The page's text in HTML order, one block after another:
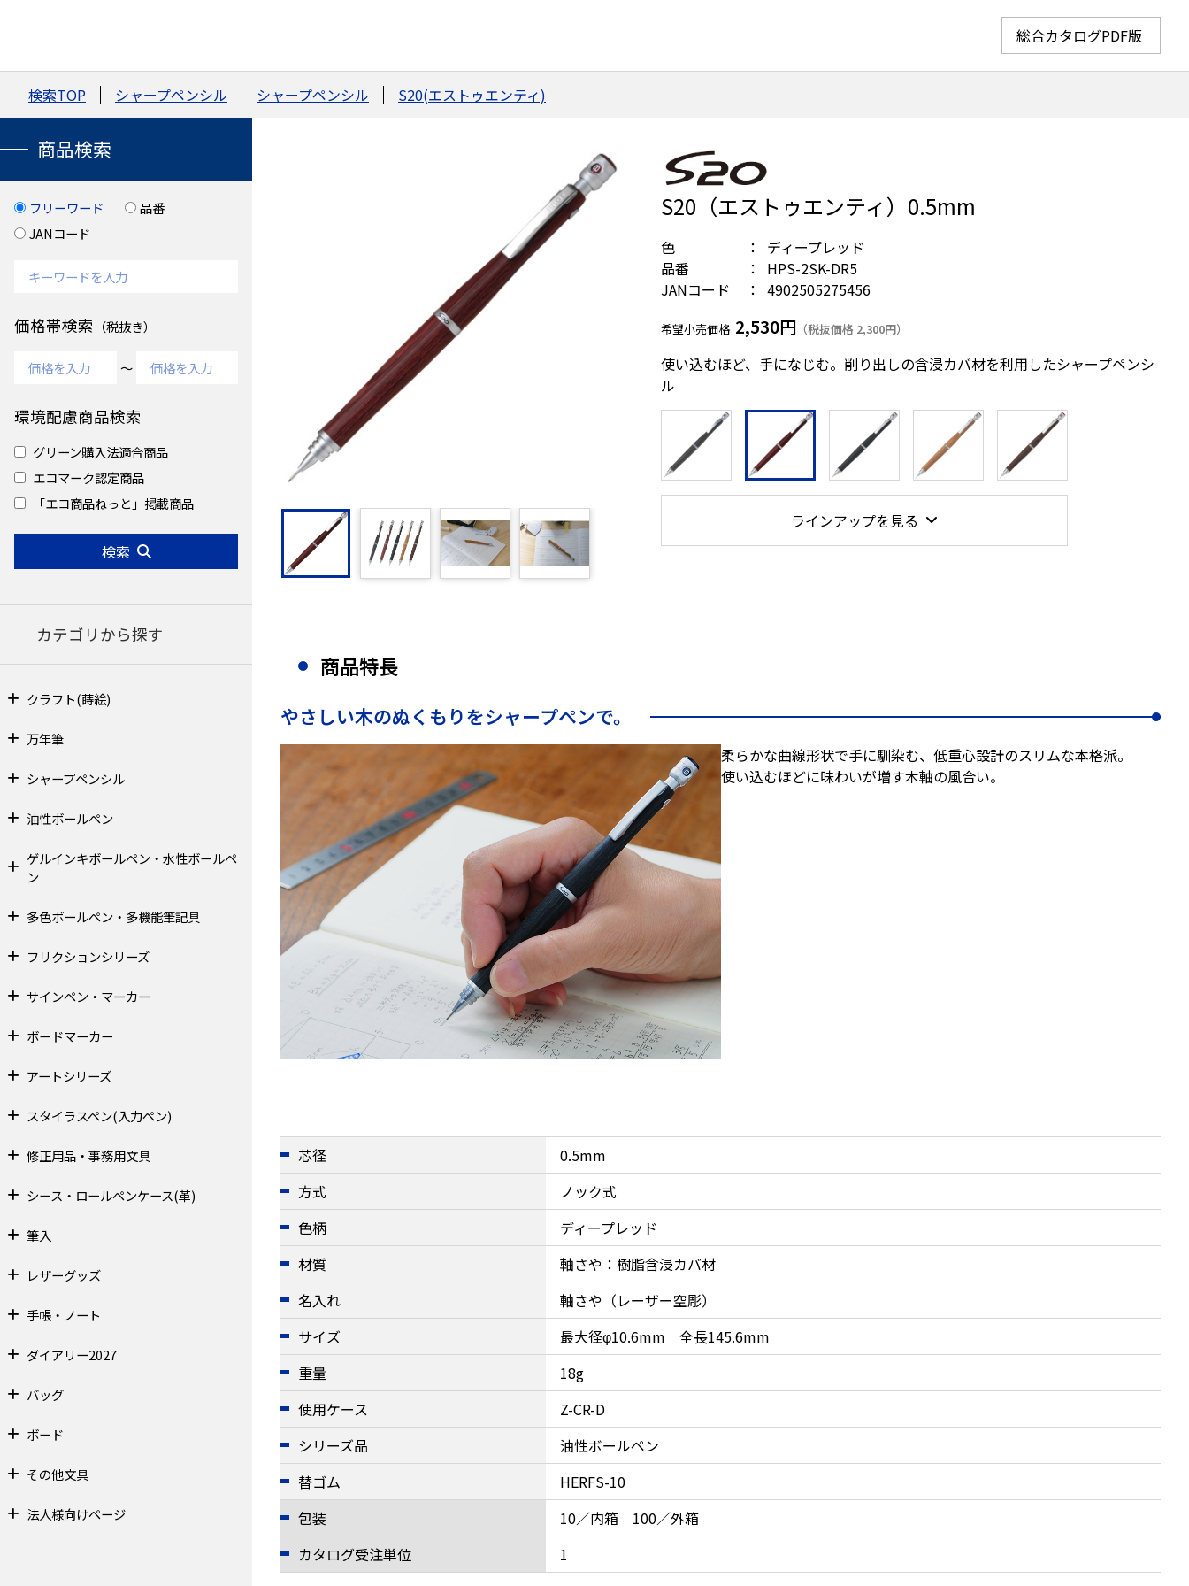
総合カタログPDF版
検索TOP シャープペンシル シャープペンシル S20(エストゥエンティ)
S20（エストゥエンティ）0.5mm
色
ディープレッド
品番
HPS-2SK-DR5
JANコード
4902505275456
希望小売価格 2,530円 （税抜価格 2,300円）
使い込むほど、手になじむ。削り出しの含浸カバ材を利用したシャープペンシ
ル
ラインアップを見る
商品特長
やさしい木のぬくもりをシャープペンで。
柔らかな曲線形状で手に馴染む、低重心設計のスリムな本格派。
使い込むほどに味わいが増す木軸の風合い。
芯径
0.5mm
方式
ノック式
色柄
ディープレッド
材質
軸さや：樹脂含浸カバ材
名入れ
軸さや（レーザー空彫）
サイズ
最大径φ10.6mm 全長145.6mm
重量
18g
使用ケース
Z-CR-D
シリーズ品
油性ボールペン
替ゴム
HERFS-10
包装
10／内箱 100／外箱
カタログ受注単位
1
商品検索
フリーワード
品番
JANコード
価格帯検索 （税抜き）
～
環境配慮商品検索
グリーン購入法適合商品
エコマーク認定商品
「エコ商品ねっと」掲載商品
検索
カテゴリから探す
クラフト(蒔絵)
万年筆
シャープペンシル
油性ボールペン
ゲルインキボールペン・水性ボールペ
ン
多色ボールペン・多機能筆記具
フリクションシリーズ
サインペン・マーカー
ボードマーカー
アートシリーズ
スタイラスペン(入力ペン)
修正用品・事務用文具
シース・ロールペンケース(革)
筆入
レザーグッズ
手帳・ノート
ダイアリー2027
バッグ
ボード
その他文具
法人様向けページ